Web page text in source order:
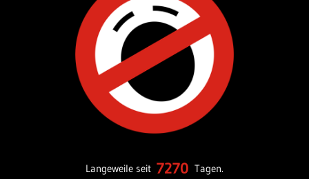
Langeweile seit 7270 Tagen.